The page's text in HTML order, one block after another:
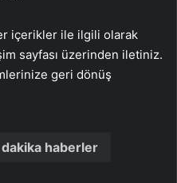
içerikler ile ilgili olarak
sayfası üzerinden iletiniz.
geri dönüş
haberler